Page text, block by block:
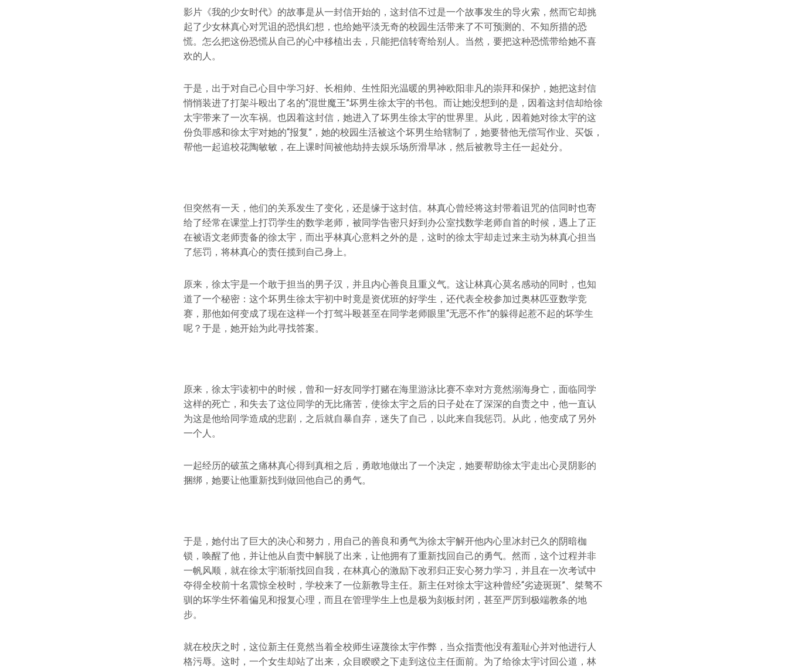
影片《我的少女时代》的故事是从一封信开始的，这封信不过是一个故事发生的导火索，然而它却挑
起了少女林真心对咒诅的恐惧幻想，也给她平淡无奇的校园生活带来了不可预测的、不知所措的恐
慌。怎么把这份恐慌从自己的心中移植出去，只能把信转寄给别人。当然，要把这种恐慌带给她不喜
欢的人。
于是，出于对自己心目中学习好、长相帅、生性阳光温暖的男神欧阳非凡的崇拜和保护，她把这封信
悄悄装进了打架斗殴出了名的“混世魔王”坏男生徐太宇的书包。而让她没想到的是，因着这封信却给徐
太宇带来了一次车祸。也因着这封信，她进入了坏男生徐太宇的世界里。从此，因着她对徐太宇的这
份负罪感和徐太宇对她的“报复”，她的校园生活被这个坏男生给辖制了，她要替他无偿写作业、买饭，
帮他一起追校花陶敏敏，在上课时间被他劫持去娱乐场所滑旱冰，然后被教导主任一起处分。
但突然有一天，他们的关系发生了变化，还是缘于这封信。林真心曾经将这封带着诅咒的信同时也寄
给了经常在课堂上打罚学生的数学老师，被同学告密只好到办公室找数学老师自首的时候，遇上了正
在被语文老师责备的徐太宇，而出乎林真心意料之外的是，这时的徐太宇却走过来主动为林真心担当
了惩罚，将林真心的责任揽到自己身上。
原来，徐太宇是一个敢于担当的男子汉，并且内心善良且重义气。这让林真心莫名感动的同时，也知
道了一个秘密：这个坏男生徐太宇初中时竟是资优班的好学生，还代表全校参加过奥林匹亚数学竞
赛，那他如何变成了现在这样一个打驾斗殴甚至在同学老师眼里“无恶不作”的躲得起惹不起的坏学生
呢？于是，她开始为此寻找答案。
原来，徐太宇读初中的时候，曾和一好友同学打赌在海里游泳比赛不幸对方竟然溺海身亡，面临同学
这样的死亡，和失去了这位同学的无比痛苦，使徐太宇之后的日子处在了深深的自责之中，他一直认
为这是他给同学造成的悲剧，之后就自暴自弃，迷失了自己，以此来自我惩罚。从此，他变成了另外
一个人。
一起经历的破茧之痛林真心得到真相之后，勇敢地做出了一个决定，她要帮助徐太宇走出心灵阴影的
捆绑，她要让他重新找到做回他自己的勇气。
于是，她付出了巨大的决心和努力，用自己的善良和勇气为徐太宇解开他内心里冰封已久的阴暗枷
锁，唤醒了他，并让他从自责中解脱了出来，让他拥有了重新找回自己的勇气。然而，这个过程并非
一帆风顺，就在徐太宇渐渐找回自我，在林真心的激励下改邪归正安心努力学习，并且在一次考试中
夺得全校前十名震惊全校时，学校来了一位新教导主任。新主任对徐太宇这种曾经“劣迹斑斑”、桀骜不
驯的坏学生怀着偏见和报复心理，而且在管理学生上也是极为刻板封闭，甚至严厉到极端教条的地
步。
就在校庆之时，这位新主任竟然当着全校师生诬蔑徐太宇作弊，当众指责他没有羞耻心并对他进行人
格污辱。这时，一个女生却站了出来，众目睽睽之下走到这位主任面前。为了给徐太宇讨回公道，林